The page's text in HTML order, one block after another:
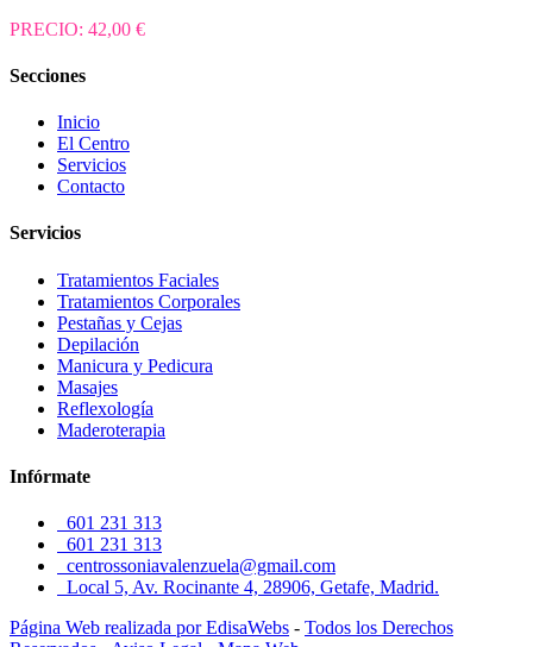
PRECIO: 42,00 €
Secciones
Inicio
El Centro
Servicios
Contacto
Servicios
Tratamientos Faciales
Tratamientos Corporales
Pestañas y Cejas
Depilación
Manicura y Pedicura
Masajes
Reflexología
Maderoterapia
Infórmate
601 231 313
601 231 313
centrossoniavalenzuela@gmail.com
Local 5, Av. Rocinante 4, 28906, Getafe, Madrid.
Página Web realizada por EdisaWebs - Todos los Derechos